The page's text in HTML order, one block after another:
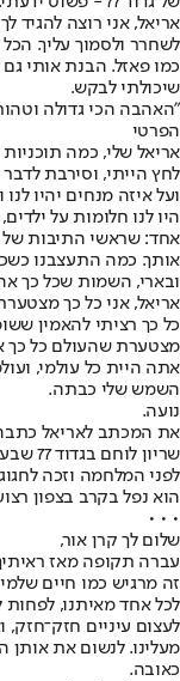
אריאל, אני רוצה להגיד
לשחרר ולסמוך עליך.
כמו פאזל. הבנת אותי
שיכולתי לבקש.
"האהבה הכי גדולה
הפרטי
אריאל שלי, כמה
לחץ הייתי, וסירבת
ועל איזה מנחים יהיו
היו לנו חלומות על
אחד: שראשי התיבות של
אותך. כמה התעצבנו
ובארי, השמות שכל כך
אריאל, אני כל כך
כל כך רציתי להאמין
מצטערת שהעולם כל כך
אתה היית כל עולמי,
השמש שלי כבתה.
נועה.
את המכתב לאריאל כתבה
שריון
לפני המלחמה וזכה
הוא נפל בקרב בצפון רצועת עזה ב־30
• • •
שלום לך קרן אור,
עברה תקופה מאז
זה מרגיש כמו חיים
לכל אחד מאיתנו,
לעצום עיניים
מעלינו. לנשום את
כאובה.